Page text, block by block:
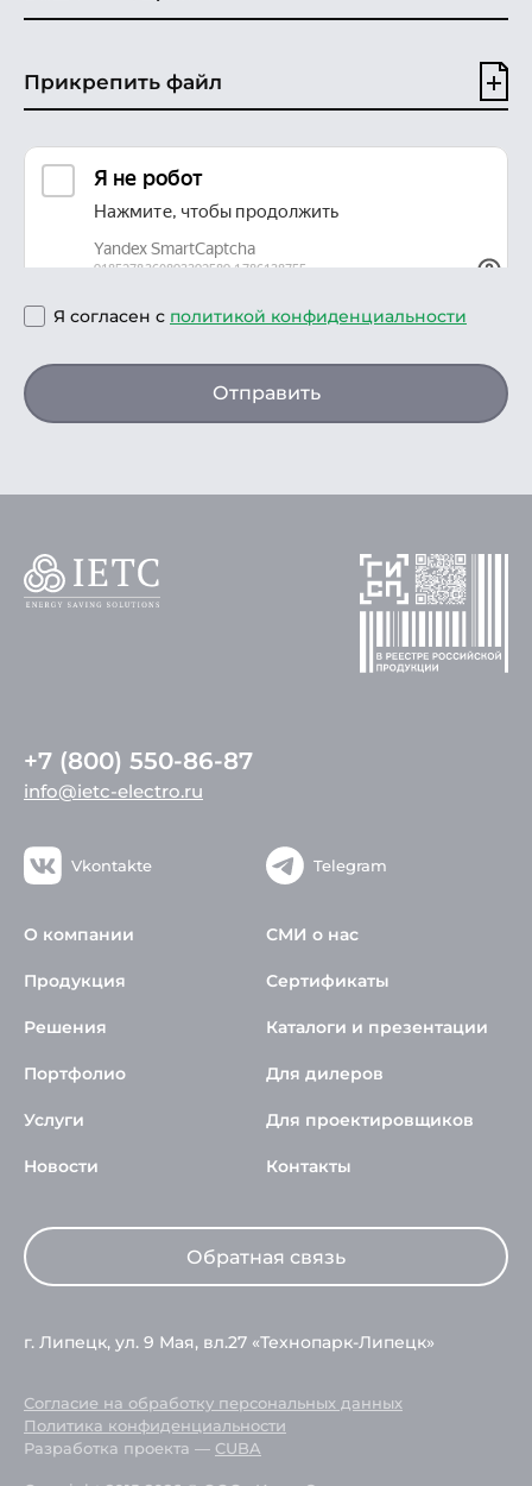
Прикрепить файл
Я согласен с политикой конфиденциальности
Отправить
+7 (800) 550-86-87
info@ietc-electro.ru
Vkontakte Telegram
О компании
Продукция
Решения
Портфолио
Услуги
Новости
СМИ о нас
Сертификаты
Каталоги и презентации
Для дилеров
Для проектировщиков
Контакты
Обратная связь
г. Липецк, ул. 9 Мая, вл.27 «Технопарк-Липецк»
Согласие на обработку персональных данных
Политика конфиденциальности
Разработка проекта — CUBA